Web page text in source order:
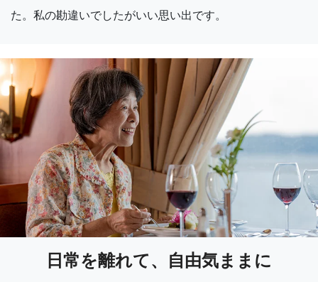
た。私の勘違いでしたがいい思い出です。
日常を離れて、自由気ままに